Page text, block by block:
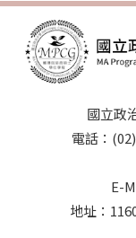
國立政
電話：
E-
地址：